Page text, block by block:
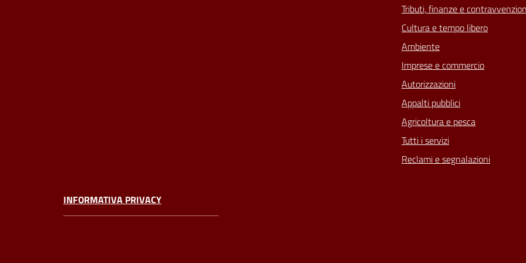
Tributi, finanze e
Cultura e tempo libero
Ambiente
Imprese e commercio
Autorizzazioni
Appalti pubblici
Agricoltura e pesca
Tutti i servizi
Reclami e segnalazioni
INFORMATIVA PRIVACY